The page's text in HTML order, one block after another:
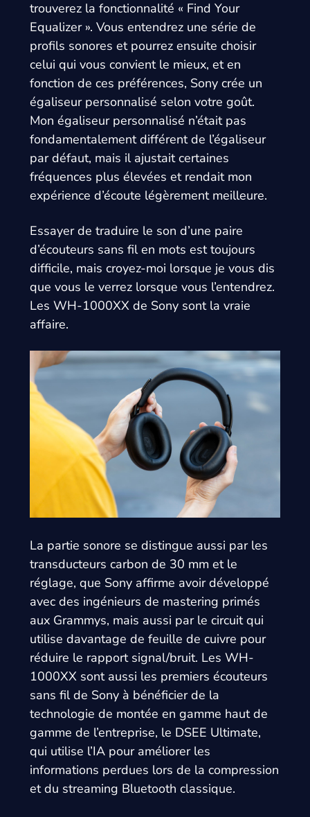
trouverez la fonctionnalité « Find Your
Equalizer ». Vous entendrez une série de
profils sonores et pourrez ensuite choisir
celui qui vous convient le mieux, et en
fonction de ces préférences, Sony crée un
égaliseur personnalisé selon votre goût.
Mon égaliseur personnalisé n’était pas
fondamentalement différent de l’égaliseur
par défaut, mais il ajustait certaines
fréquences plus élevées et rendait mon
expérience d’écoute légèrement meilleure.
Essayer de traduire le son d’une paire
d’écouteurs sans fil en mots est toujours
difficile, mais croyez-moi lorsque je vous dis
que vous le verrez lorsque vous l’entendrez.
Les WH-1000XX de Sony sont la vraie
affaire.
La partie sonore se distingue aussi par les
transducteurs carbon de 30 mm et le
réglage, que Sony affirme avoir développé
avec des ingénieurs de mastering primés
aux Grammys, mais aussi par le circuit qui
utilise davantage de feuille de cuivre pour
réduire le rapport signal/bruit. Les WH-
1000XX sont aussi les premiers écouteurs
sans fil de Sony à bénéficier de la
technologie de montée en gamme haut de
gamme de l’entreprise, le DSEE Ultimate,
qui utilise l’IA pour améliorer les
informations perdues lors de la compression
et du streaming Bluetooth classique.